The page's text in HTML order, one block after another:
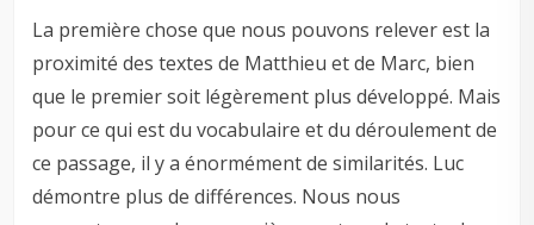
La première chose que nous pouvons relever est la
proximité des textes de Matthieu et de Marc, bien
que le premier soit légèrement plus développé. Mais
pour ce qui est du vocabulaire et du déroulement de
ce passage, il y a énormément de similarités. Luc
démontre plus de différences. Nous nous